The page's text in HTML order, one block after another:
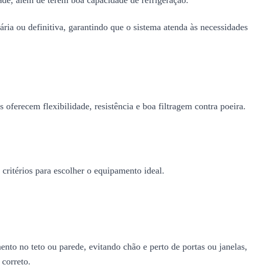
ou definitiva, garantindo que o sistema atenda às necessidades
oferecem flexibilidade, resistência e boa filtragem contra poeira.
para escolher o equipamento ideal.
no teto ou parede, evitando chão e perto de portas ou janelas,